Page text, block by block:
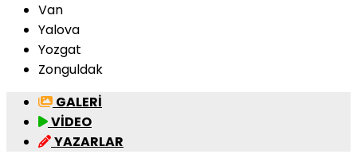
Van
Yalova
Yozgat
Zonguldak
GALERİ
VİDEO
YAZARLAR